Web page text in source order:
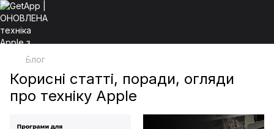
Блог
Корисні статті, поради, огляди
про техніку Apple